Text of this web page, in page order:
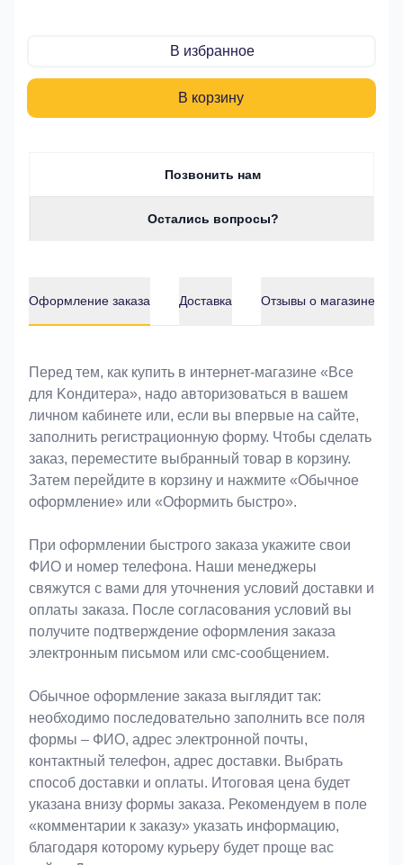
В избранное
В корзину
Позвонить нам
Остались вопросы?
Оформление заказа Доставка Отзывы о магазине
Оформление заказа
Перед тем, как купить в интернет-магазине «Bce
для Koндитeрa», надо авторизоваться в вашем
личном кабинете или, если вы впервые на сайте,
заполнить регистрационную форму. Чтобы сделать
заказ, переместите выбранный товар в корзину.
Затем перейдите в корзину и нажмите «Обычное
оформление» или «Оформить быстро».
При оформлении быстрого заказа укажите свои
ФИО и номер телефона. Наши менеджеры
свяжутся с вами для уточнения условий доставки и
оплаты заказа. После согласования условий вы
получите подтверждение оформления заказа
электронным письмом или смс-сообщением.
Обычное оформление заказа выглядит так:
необходимо последовательно заполнить все поля
формы – ФИО, адрес электронной почты,
контактный телефон, адрес доставки. Выбрать
способ доставки и оплаты. Итоговая цена будет
указана внизу формы заказа. Рекомендуем в поле
«комментарии к заказу» указать информацию,
благодаря которому курьеру будет проще вас